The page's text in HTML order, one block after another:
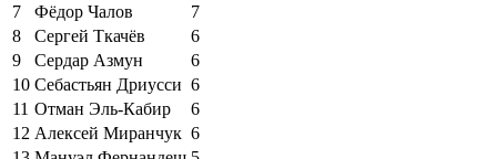
7
Фёдор Чалов
7
8
Сергей Ткачёв
6
9
Сердар Азмун
6
10 Себастьян Дриусси 6
11 Отман Эль-Кабир
6
12 Алексей Миранчук 6